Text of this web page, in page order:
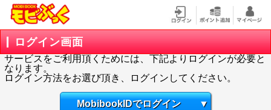
ログイン画面
サービスをご利用頂くためには、下記よりログインが必要と
なります。
ログイン方法をお選び頂き、ログインしてください。
MobibookIDでログイン ▼